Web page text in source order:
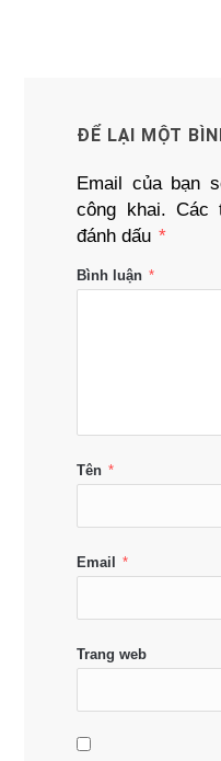
ĐỂ LẠI MỘT
Email của bạn
công khai. Các
đánh dấu *
Bình luận *
Tên *
Email *
Trang web